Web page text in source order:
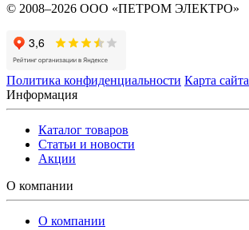
© 2008–2026 ООО «ПЕТРОМ ЭЛЕКТРО»
Политика конфиденциальности Карта сайта
Информация
Каталог товаров
Статьи и новости
Акции
О компании
О компании